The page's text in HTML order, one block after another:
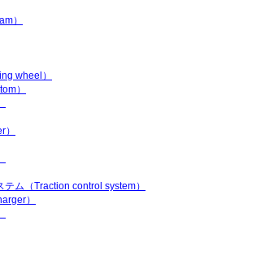
）
wheel）
）
ム（Traction control system）
）